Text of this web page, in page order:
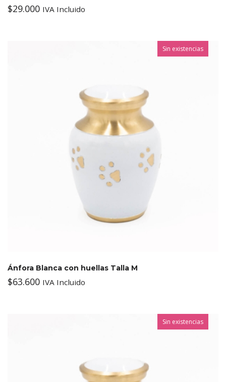
$29.000 IVA Incluido
Sin existencias
Ánfora Blanca con huellas Talla M
$63.600 IVA Incluido
Sin existencias